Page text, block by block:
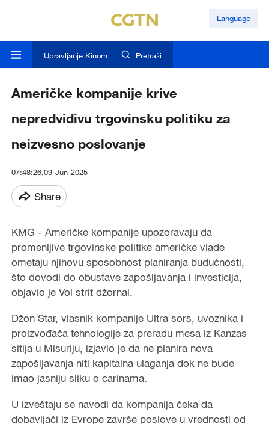
Language
Upravljanje Kinom Pretraži
Američke kompanije krive
nepredvidivu trgovinsku politiku za
neizvesno poslovanje
07:48:26,09-Jun-2025
Share
KMG - Američke kompanije upozoravaju da
promenljive trgovinske politike američke vlade
ometaju njihovu sposobnost planiranja budućnosti,
što dovodi do obustave zapošljavanja i investicija,
objavio je Vol strit džornal.
Džon Star, vlasnik kompanije Ultra sors, uvoznika i
proizvođača tehnologije za preradu mesa iz Kanzas
sitija u Misuriju, izjavio je da ne planira nova
zapošljavanja niti kapitalna ulaganja dok ne bude
imao jasniju sliku o carinama.
U izveštaju se navodi da kompanija čeka da
dobavljači iz Evrope završe poslove u vrednosti od